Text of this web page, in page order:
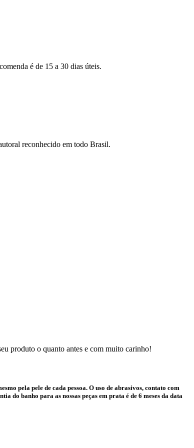
é de 15 a 30 dias úteis.
reconhecido em todo Brasil.
produto o quanto antes e com muito carinho!
pela pele de cada pessoa. O uso de abrasivos, contato com
do banho para as nossas peças em prata é de 6 meses da data